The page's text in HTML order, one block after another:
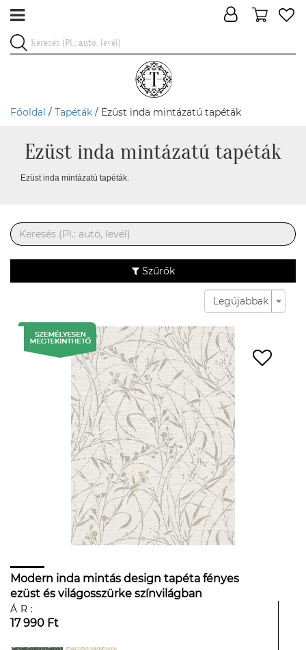
Főoldal / Tapéták / Ezüst inda mintázatú tapéták
Ezüst inda mintázatú tapéták
Ezüst inda mintázatú tapéták.
Szűrők
Legújabbak
Modern inda mintás design tapéta fényes
ezüst és világosszürke színvilágban
ÁR:
17 990 Ft